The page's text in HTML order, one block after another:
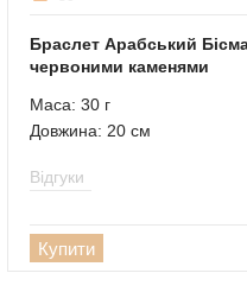
Браслет Арабський
червоними каменями
Маса: 30 г
Довжина: 20 см
Відгуки
Купити